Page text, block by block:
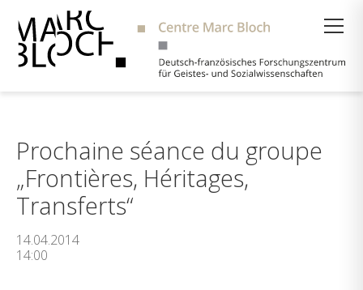
Prochaine séance du groupe
„Frontières, Héritages,
Transferts“
14.04.2014
14:00